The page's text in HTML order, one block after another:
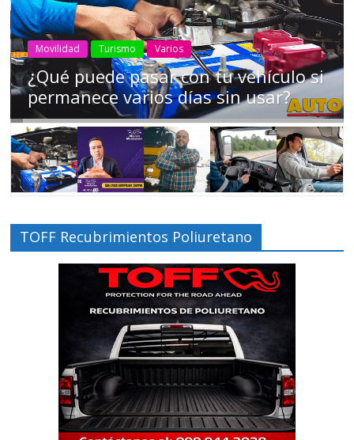
AEADE Industria Motociclismo Motos Movilidad
Campaña busca cambiar destino de
los motociclistas en la región
TOFF Recubrimientos Poliuretano